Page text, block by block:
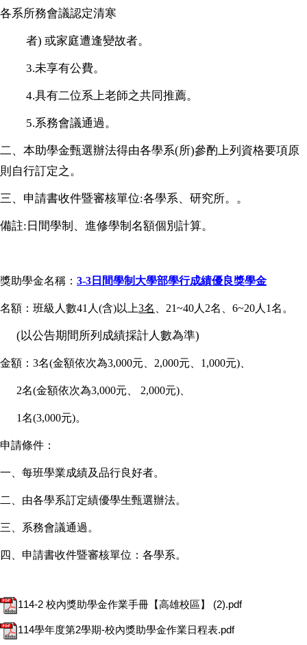
各系所務會議認定清寒
者) 或家庭遭逢變故者。
3.未享有公費。
4.具有二位系上老師之共同推薦。
5.系務會議通過。
二、 本助學金甄選辦法得由各學系(所)參酌上列資格要項原
則自行訂定之。
三、 申請書收件暨審核單位:各學系、研究所。。
備註: 日間學制、進修學制名額個別計算。
獎助學金名稱： 3-3日間學制大學部學行成績優良獎學金
名額：班級人數41人(含)以上3名 、21~40人2名、6~20人1名。
(以公告期間所列成績採計人數為準)
金額：3名(金額依次為3,000元、2,000元、1,000元)、
2名(金額依次為3,000元、 2,000元)、
1名(3,000元)。
申請條件：
一、每班學業成績及品行良好者。
二、由各學系訂定績優學生甄選辦法。
三、系務會議通過。
四、申請書收件暨審核單位：各學系。
114-2 校內獎助學金作業手冊【高雄校區】 (2).pdf
114學年度第2學期-校內獎助學金作業日程表.pdf